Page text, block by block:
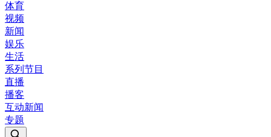
体育
视频
新闻
娱乐
生活
系列节目
直播
播客
互动新闻
专题